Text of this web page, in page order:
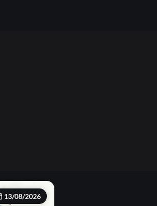
13/08/2026